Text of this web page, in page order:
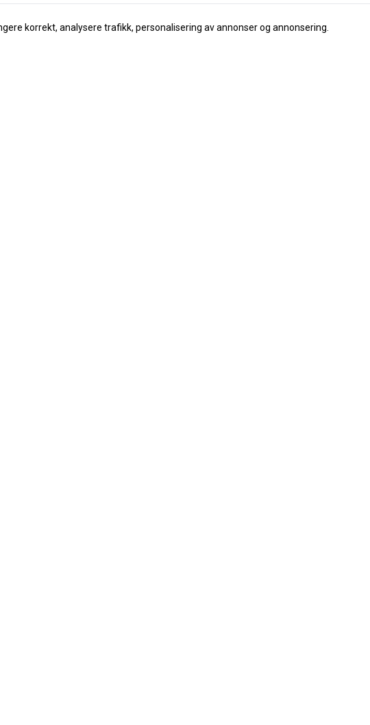
280,-
Kjøp
365,-
Kjøp
korrekt, analysere trafikk, personalisering av annonser og annonsering.